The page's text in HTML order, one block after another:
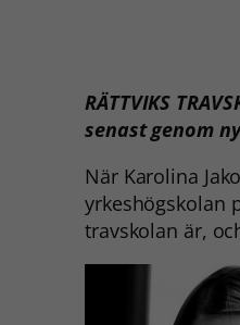
RÄTTVIKS
senast genom
När Karolina
yrkeshögskolan
travskolan är,